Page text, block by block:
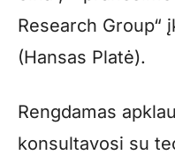
Research Group“
(Hansas Platė).
Rengdamas
konsultavosi su